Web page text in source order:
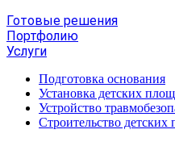
Готовые решения
Портфолию
Услуги
Подготовка основания
Установка детских
Устройство
Строительство детских